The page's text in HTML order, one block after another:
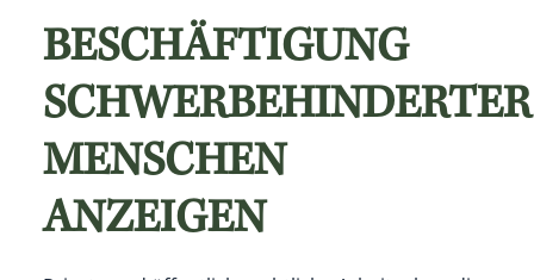
BESCHÄFTIGUNG
SCHWERBEHINDERTER
MENSCHEN
ANZEIGEN